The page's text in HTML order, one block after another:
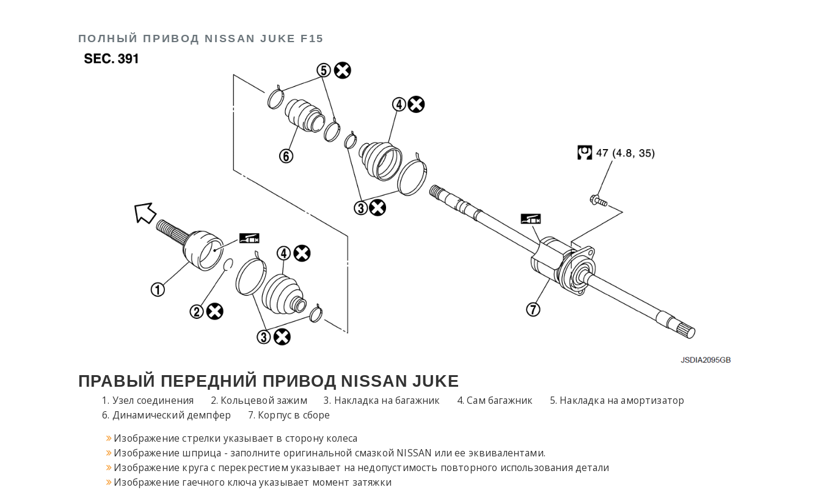
ПОЛНЫЙ ПРИВОД NISSAN JUKE F15
ПРАВЫЙ ПЕРЕДНИЙ ПРИВОД NISSAN JUKE
Узел соединения Кольцевой зажим Накладка на багажник Сам багажник
Накладка на амортизатор
Динамический демпфер
Корпус в сборе
Изображение стрелки указывает в сторону колеса
Изображение шприца - заполните оригинальной смазкой NISSAN или ее эквивалентами.
Изображение круга с перекрестием указывает на недопустимость повторного использования детали
Изображение гаечного ключа указывает момент затяжки